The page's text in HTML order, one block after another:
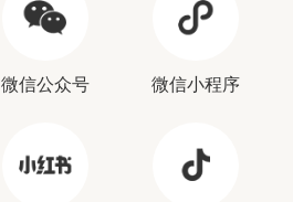
微信公众号 微信小程序